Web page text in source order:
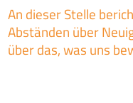
An dieser Stelle
Abständen über
über das, was uns